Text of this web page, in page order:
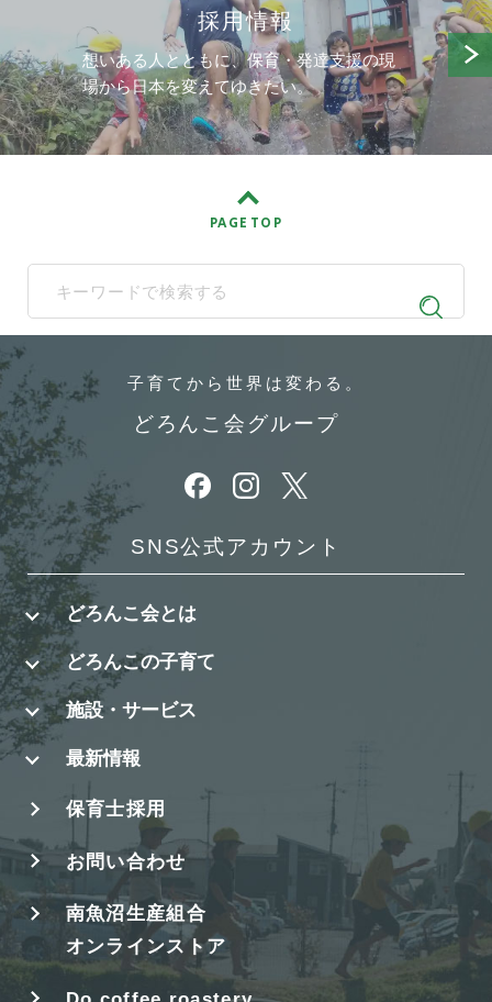
採用情報
想いある人とともに、保育・発達支援の現
場から日本を変えてゆきたい。
PAGE TOP
When autocomplete results are available use up and down
子育てから 世界は変わる。
どろんこ会グループ
別ウィンドウで開きます
別ウィンドウで開きます
別ウィンドウで開きます
SNS公式アカウント
どろんこ会とは
どろんこの子育て
施設・サービス
最新情報
保育士採用
お問い合わせ
南魚沼生産組合
オンラインストア